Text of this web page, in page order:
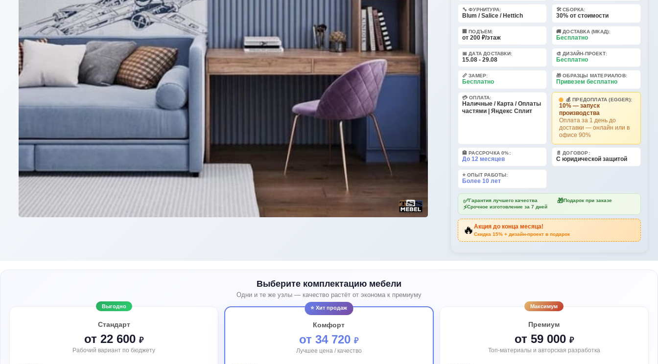
🔧 ФУРНИТУРА:
Blum / Salice / Hettich
🛠️ СБОРКА:
30% от стоимости
🏢 ПОДЪЕМ:
от 200 ₽/этаж
🚚 ДОСТАВКА (МКАД):
Бесплатно
📅 ДАТА ДОСТАВКИ:
15.08 - 29.08
🎨 ДИЗАЙН-ПРОЕКТ:
Бесплатно
📏 ЗАМЕР:
Бесплатно
🎁 ОБРАЗЦЫ МАТЕРИАЛОВ:
Привезем бесплатно
💳 ОПЛАТА:
Наличные / Карта / Оплаты
частями | Яндекс Сплит
💰 ПРЕДОПЛАТА (EGGER):
10% — запуск
производства
Оплата за 1 день до
доставки — онлайн или в
офисе 90%
🏦 РАССРОЧКА 0%:
До 12 месяцев
📄 ДОГОВОР:
С юридической защитой
⭐ ОПЫТ РАБОТЫ:
Более 10 лет
✅Гарантия лучшего качества 🎁Подарок при заказе
⚡Срочное изготовление за 7 дней
🔥Акция до конца месяца!
Скидка 15% + дизайн-проект в подарок
Выберите комплектацию мебели
Одни и те же узлы — качество растёт от эконома к премиуму
Выгодно
Стандарт
от 22 600₽
Рабочий вариант по бюджету
⭐ Хит продаж
Комфорт
от 34 720₽
Лучшее цена / качество
Максимум
Премиум
от 59 000 ₽
Топ-материалы и авторская разработка